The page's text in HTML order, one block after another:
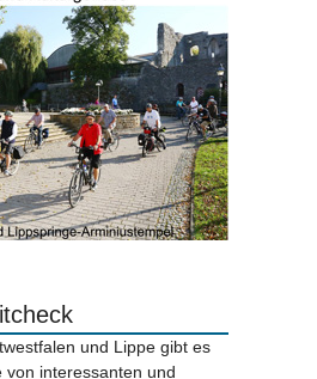
und Lippe gibt es
von interessanten und